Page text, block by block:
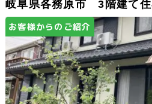
岐阜県各務原市 3階建て
お客様からのご紹介